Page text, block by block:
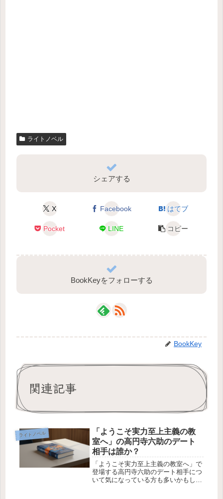
ライトノベル
シェアする
X Facebook はてブ
Pocket LINE コピー
BookKeyをフォローする
BookKey
関連記事
ライトノベル
「ようこそ実力至上主義の教
室へ」の高円寺六助のデート
相手は誰か？
「ようこそ実力至上主義の教室へ」で
登場する高円寺六助のデート相手につ
いて気になっている方も多いかもしれ